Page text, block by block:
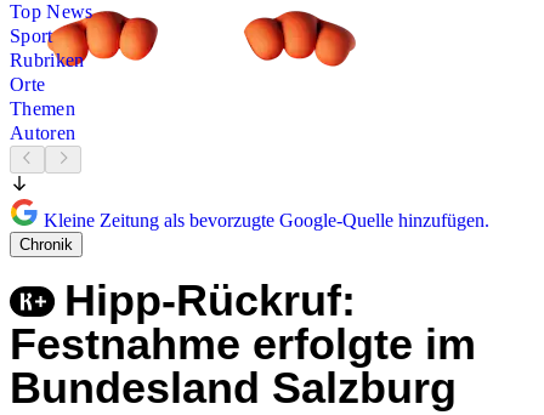
Top News
Sport
Rubriken
Orte
Themen
Autoren
Kleine Zeitung als bevorzugte Google-Quelle hinzufügen.
Chronik
Hipp-Rückruf:
Festnahme erfolgte im
Bundesland Salzburg